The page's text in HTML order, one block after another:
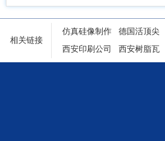
相关链接
仿真硅像制作 德国活顶尖
西安印刷公司
西安树脂瓦